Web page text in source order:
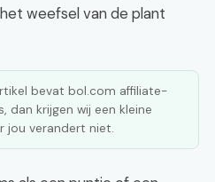
weefsel van de plant
bevat bol.com affiliate-
dan krijgen wij een kleine
jou verandert niet.